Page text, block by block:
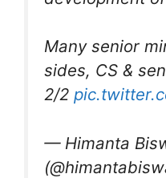
Many senior
sides, CS &
2/2
— Himanta